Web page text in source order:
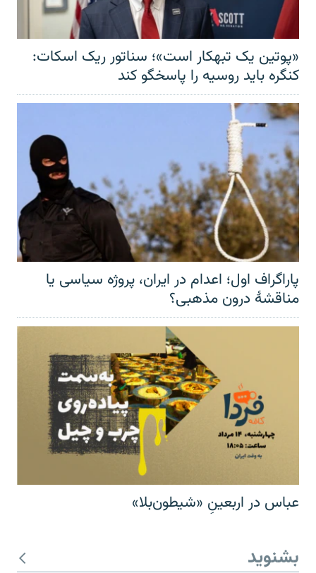
«پوتین یک تبهکار است»؛ سناتور ریک اسکات:
کنگره باید روسیه را پاسخگو کند
پاراگراف اول؛ اعدام در ایران، پروژه سیاسی یا
مناقشهٔ درون مذهبی؟
عباس در اربعینِ «شیطون‌بلا»
بشنوید